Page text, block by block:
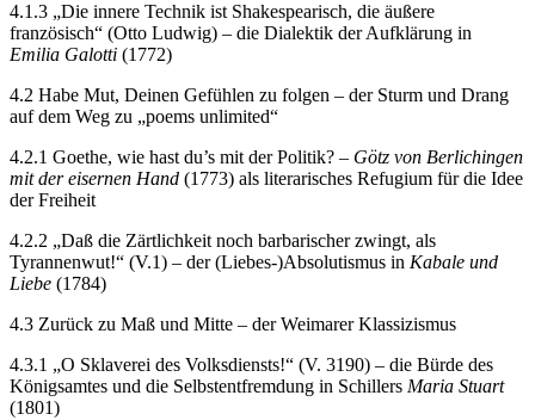
4.1.3 „Die innere Technik ist Shakespearisch, die äußere
französisch“ (Otto Ludwig) – die Dialektik der Aufklärung in
Emilia Galotti (1772)
4.2 Habe Mut, Deinen Gefühlen zu folgen – der Sturm und Drang
auf dem Weg zu „poems unlimited“
4.2.1 Goethe, wie hast du’s mit der Politik? – Götz von Berlichingen
mit der eisernen Hand (1773) als literarisches Refugium für die Idee
der Freiheit
4.2.2 „Daß die Zärtlichkeit noch barbarischer zwingt, als
Tyrannenwut!“ (V.1) – der (Liebes-)Absolutismus in Kabale und
Liebe (1784)
4.3 Zurück zu Maß und Mitte – der Weimarer Klassizismus
4.3.1 „O Sklaverei des Volksdiensts!“ (V. 3190) – die Bürde des
Königsamtes und die Selbstentfremdung in Schillers Maria Stuart
(1801)